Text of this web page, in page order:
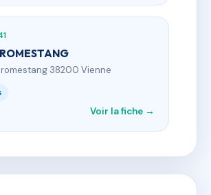
38200 Vienne
Voir la fiche →